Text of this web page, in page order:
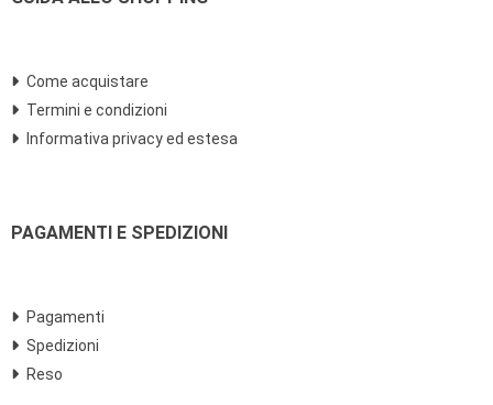
Come acquistare
Termini e condizioni
Informativa privacy ed estesa
PAGAMENTI E SPEDIZIONI
Pagamenti
Spedizioni
Reso